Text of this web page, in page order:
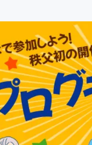
アート・写真
テクノロジー・ガジェッ
映像・映画
ビジネス・起業